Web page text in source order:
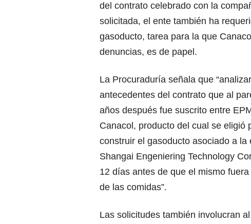
del contrato celebrado con la
solicitada, el ente también ha
gasoducto, tarea para la que
denuncias, es de papel.
La Procuraduría señala que
antecedentes del contrato que al
años después fue suscrito entre
Canacol, producto del cual se eligió
construir el gasoducto asociado a la
Shangai Engeniering Technology
12 días antes de que el mismo
de las comidas”.
Las solicitudes también involucran